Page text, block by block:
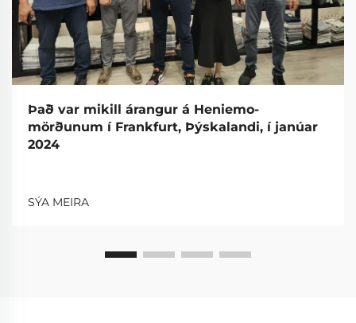
Það var mikill árangur á Heniemo-
mörðunum í Frankfurt, Þýskalandi, í janúar
2024
SÝA MEIRA